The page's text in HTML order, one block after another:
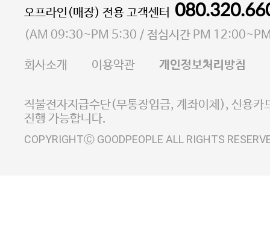
통신판매업 신고번호 2023-서울마포-3931호
사업자등록번호 105-81-58242
E-MAIL goodpeople@gpin.co.kr
이니시스 에스크로 서비
오프라인(매장) 전용 고객센터
(AM 09:30~PM 5:30 / 점심시간 PM
회사소개 이용약관 개인정보처리방침
직불전자지급수단(무통장입금, 계좌이체), 신용카
진행 가능합니다.
COPYRIGHTⒸ GOODPEOPLE ALL RIGHTS